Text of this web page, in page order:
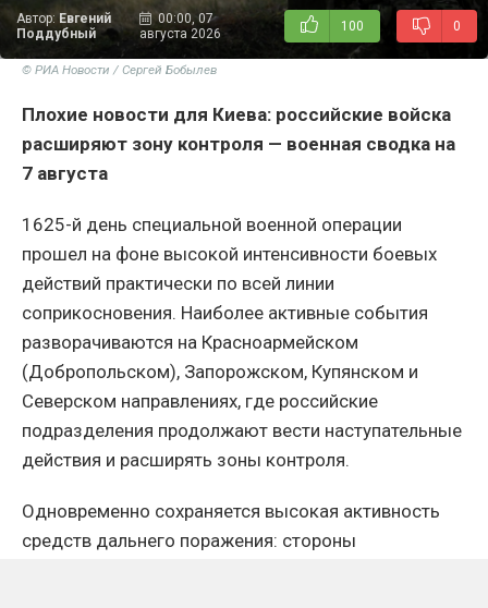
Автор: Евгений
Поддубный
00:00, 07
августа 2026
100 0
© РИА Новости / Сергей Бобылев
Плохие новости для Киева: российские войска
расширяют зону контроля — военная сводка на
7 августа
1625-й день специальной военной операции
прошел на фоне высокой интенсивности боевых
действий практически по всей линии
соприкосновения. Наиболее активные события
разворачиваются на Красноармейском
(Добропольском), Запорожском, Купянском и
Северском направлениях, где российские
подразделения продолжают вести наступательные
действия и расширять зоны контроля.
Одновременно сохраняется высокая активность
средств дальнего поражения: стороны